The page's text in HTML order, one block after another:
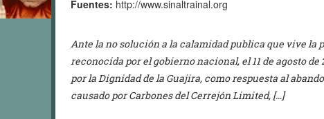
Fuentes: http://www.sinaltrainal.org
Ante la no solución a la calamidad publica que vive la
reconocida por el gobierno nacional, el 11 de agosto
por la Dignidad de la Guajira, como respuesta al
causado por Carbones del Cerrejón Limited, […]